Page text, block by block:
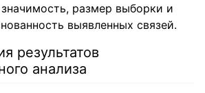
размер выборки и
выявленных связей.
результатов
анализа